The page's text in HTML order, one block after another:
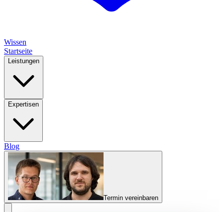
Wissen
Startseite
Leistungen
Expertisen
Blog
Termin vereinbaren